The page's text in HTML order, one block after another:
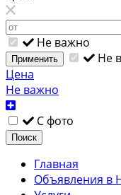
Не важно
Применить
Не
Цена
Не важно
С фото
Поиск
Главная
Объявления в